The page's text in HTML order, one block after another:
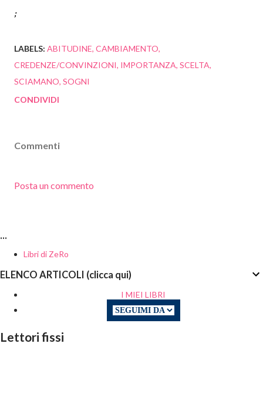
;
LABELS: ABITUDINE CAMBIAMENTO
CREDENZE/CONVINZIONI IMPORTANZA SCELTA
SCIAMANO SOGNI
CONDIVIDI
Commenti
Posta un commento
...
Libri di ZeRo
ELENCO ARTICOLI (clicca qui)
I MIEI LIBRI
Lettori fissi